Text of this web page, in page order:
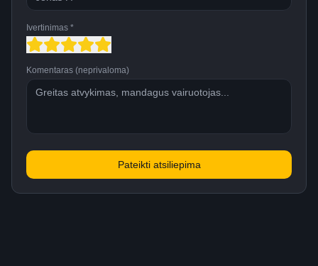
Ivertinimas *
Komentaras (neprivaloma)
Pateikti atsiliepima